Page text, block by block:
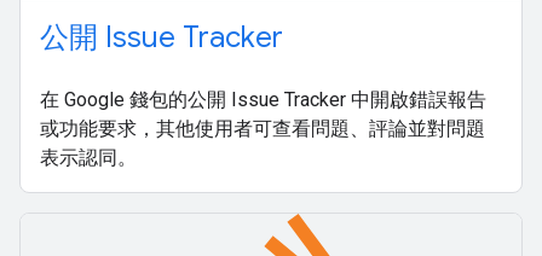
公開 Issue Tracker
在 Google 錢包的公開 Issue Tracker 中開啟錯誤報告
或功能要求，其他使用者可查看問題、評論並對問題
表示認同。